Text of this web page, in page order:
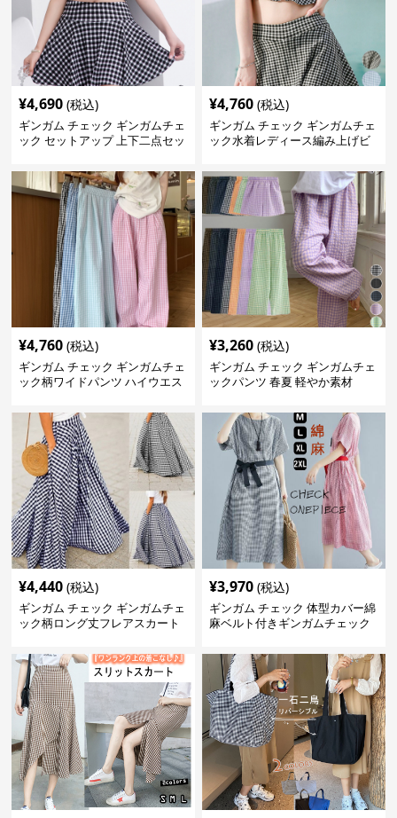
¥4,690 (税込)
ギンガム チェック ギンガムチェ
ック セットアップ 上下二点セッ
¥4,760 (税込)
ギンガム チェック ギンガムチェ
ック水着レディース編み上げビ
¥4,760 (税込)
ギンガム チェック ギンガムチェ
ック柄ワイドパンツ ハイウエス
¥3,260 (税込)
ギンガム チェック ギンガムチェ
ックパンツ 春夏 軽やか素材
¥4,440 (税込)
ギンガム チェック ギンガムチェ
ック柄ロング丈フレアスカート
¥3,970 (税込)
ギンガム チェック 体型カバー綿
麻ベルト付きギンガムチェック